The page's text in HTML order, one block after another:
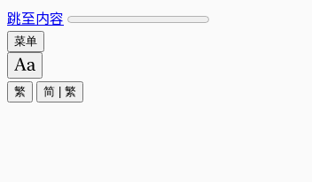
跳至内容
菜单
繁 简 繁